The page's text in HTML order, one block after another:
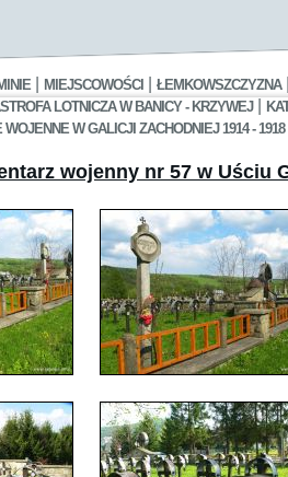
MIEJSCOWOŚCI ŁEMKOWSZCZYZNA
LOTNICZA W BANICY - KRZYWEJ|
WOJENNE W GALICJI ZACHODNIEJ 1914 - 1918
wojenny nr 57 w Uściu